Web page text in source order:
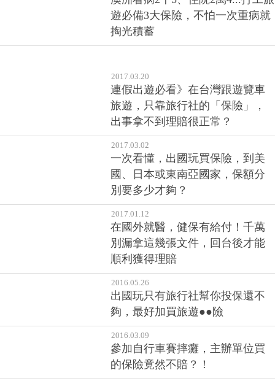
澳洲看病2千5、住院2萬4...打工旅
遊必備3大保險，不怕一次重病就
掏光積蓄
2017.03.20
連假出遊必看》在台灣跟遊覽車
旅遊，只靠旅行社的「保險」，
出事拿不到理賠很正常？
2017.03.02
一次看懂，出國玩買保險，到美
國、日本或東南亞國家，保額分
別要多少才夠？
2017.01.12
在國外就醫，健保有給付！千萬
別漏拿這幾張文件，回台後才能
順利獲得理賠
2016.05.26
出國玩只有旅行社幫你投保還不
夠，最好加買旅遊●●險
2016.03.09
參加自行車賽摔癱，主辦單位買
的保險竟然不賠？！